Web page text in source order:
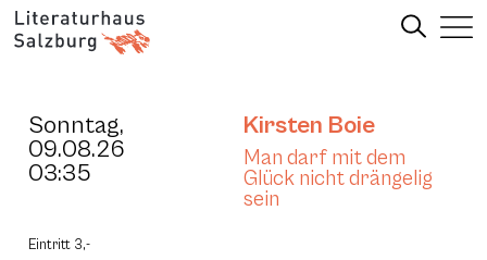
Sonntag,
09.08.26
03:35
Kirsten Boie
Man darf mit dem
Glück nicht drängelig
sein
Eintritt 3,-